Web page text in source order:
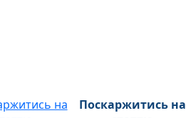
Поскаржитись на